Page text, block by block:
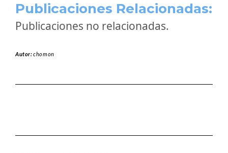
Publicaciones Relacionadas:
Publicaciones no relacionadas.
Autor:chomon